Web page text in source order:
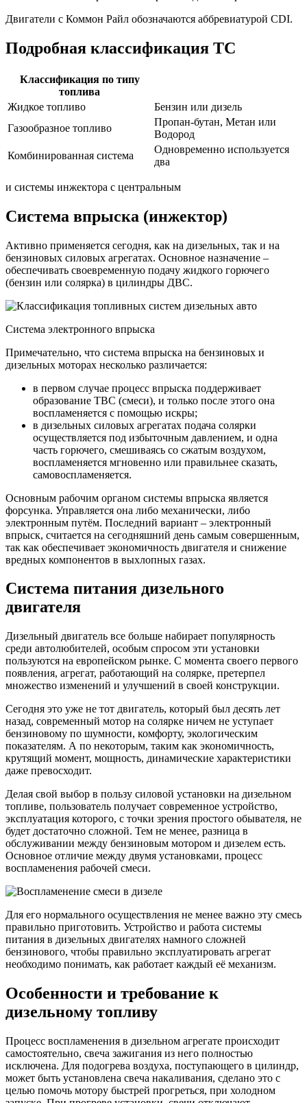
Двигатели с Коммон Райл обозначаются аббревиатурой CDI.
Подробная классификация ТС
Классификация по типу
топлива
Жидкое топливо
Бензин или дизель
Газообразное топливо
Пропан-бутан, Метан или
Водород
Комбинированная система
Одновременно используется
два
и системы инжектора с центральным
Система впрыска (инжектор)
Активно применяется сегодня, как на дизельных, так и на
бензиновых силовых агрегатах. Основное назначение –
обеспечивать своевременную подачу жидкого горючего
(бензин или солярка) в цилиндры ДВС.
Система электронного впрыска
Примечательно, что система впрыска на бензиновых и
дизельных моторах несколько различается:
в первом случае процесс впрыска поддерживает
образование ТВС (смеси), и только после этого она
воспламеняется с помощью искры;
в дизельных силовых агрегатах подача солярки
осуществляется под избыточным давлением, и одна
часть горючего, смешиваясь со сжатым воздухом,
воспламеняется мгновенно или правильнее сказать,
самовоспламеняется.
Основным рабочим органом системы впрыска является
форсунка. Управляется она либо механически, либо
электронным путём. Последний вариант – электронный
впрыск, считается на сегодняшний день самым совершенным,
так как обеспечивает экономичность двигателя и снижение
вредных компонентов в выхлопных газах.
Система питания дизельного
двигателя
Дизельный двигатель все больше набирает популярность
среди автолюбителей, особым спросом эти установки
пользуются на европейском рынке. С момента своего первого
появления, агрегат, работающий на солярке, претерпел
множество изменений и улучшений в своей конструкции.
Сегодня это уже не тот двигатель, который был десять лет
назад, современный мотор на солярке ничем не уступает
бензиновому по шумности, комфорту, экологическим
показателям. А по некоторым, таким как экономичность,
крутящий момент, мощность, динамические характеристики
даже превосходит.
Делая свой выбор в пользу силовой установки на дизельном
топливе, пользователь получает современное устройство,
эксплуатация которого, с точки зрения простого обывателя, не
будет достаточно сложной. Тем не менее, разница в
обслуживании между бензиновым мотором и дизелем есть.
Основное отличие между двумя установками, процесс
воспламенения рабочей смеси.
Для его нормального осуществления не менее важно эту смесь
правильно приготовить. Устройство и работа системы
питания в дизельных двигателях намного сложней
бензинового, чтобы правильно эксплуатировать агрегат
необходимо понимать, как работает каждый её механизм.
Особенности и требование к
дизельному топливу
Процесс воспламенения в дизельном агрегате происходит
самостоятельно, свеча зажигания из него полностью
исключена. Для подогрева воздуха, поступающего в цилиндр,
может быть установлена свеча накаливания, сделано это с
целью помочь мотору быстрей прогреться, при холодном